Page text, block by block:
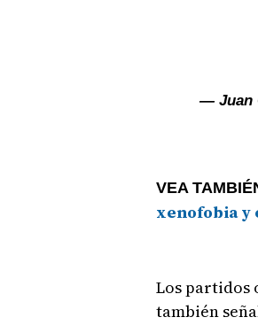
— Juan
VEA
xenofobia
Los partidos
también